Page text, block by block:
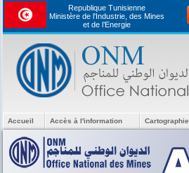
Republique Tunisienne
Ministère de l'Industrie, des Mines
et de l’Energie
Accueil Accès à l'information Cartographie